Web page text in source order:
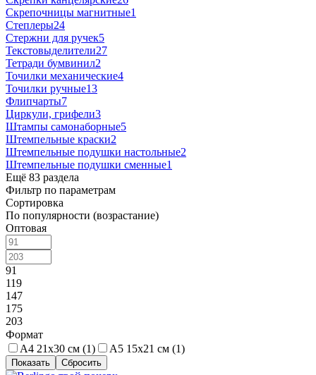
Скрепочницы магнитные1
Степлеры24
Стержни для ручек5
Текстовыделители27
Тетради бумвинил2
Точилки механические4
Точилки ручные13
Флипчарты7
Циркули, грифели3
Штампы самонаборные5
Штемпельные краски2
Штемпельные подушки настольные2
Штемпельные подушки сменные1
Ещё 83 раздела
Фильтр по параметрам
Сортировка
По популярности (возрастание)
Оптовая
91
119
147
175
203
Формат
A4 21х30 см (1) A5 15х21 см (1)
Сбросить